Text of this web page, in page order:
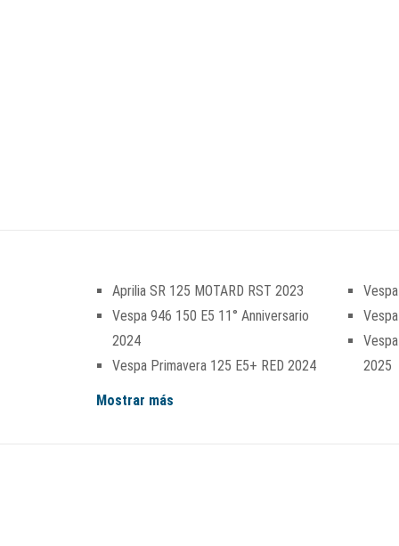
Aprilia SR 125 MOTARD RST 2023
Vespa 946 150 E5 11° Anniversario
2024
Vespa Primavera 125 E5+ RED 2024
2025
Mostrar más